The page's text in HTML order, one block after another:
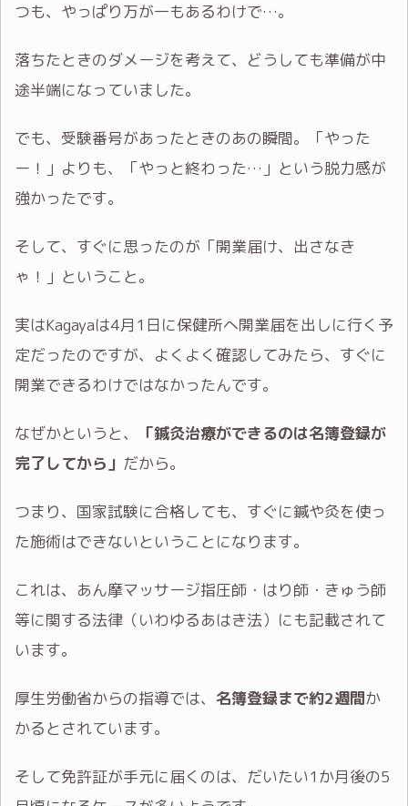
つも、やっぱり万が一もあるわけで…。
落ちたときのダメージを考えて、どうしても準備が中
途半端になっていました。
でも、受験番号があったときのあの瞬間。「やった
ー！」よりも、「やっと終わった…」という脱力感が
強かったです。
そして、すぐに思ったのが「開業届け、出さなき
ゃ！」ということ。
実はKagayaは4月1日に保健所へ開業届を出しに行く予
定だったのですが、よくよく確認してみたら、すぐに
開業できるわけではなかったんです。
なぜかというと、
「鍼灸治療ができるのは名簿登録が
完了してから」 だから。
つまり、国家試験に合格しても、すぐに鍼や灸を使っ
た施術はできないということになります。
これは、あん摩マッサージ指圧師・はり師・きゅう師
等に関する法律（いわゆるあはき法）にも記載されて
います。
厚生労働省からの指導では、 名簿登録まで約2週間か
かるとされています。
そして免許証が手元に届くのは、だいたい1か月後の5